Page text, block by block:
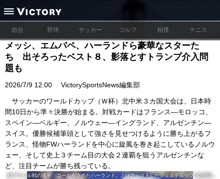
総合 野球 サッカー ゴルフ 相撲 テニス
メッシ、エムバペ、ハーランドら豪華なスターた
ち 出そろったベスト８、影落とすトランプ介入問
題も
2026/7/9 12:00 VictorySportsNews編集部
サッカーのワールドカップ（Ｗ杯）北中米３カ国大会は、日本時
間10日から準々決勝が始まる。対戦カードはフランス―モロッコ、
スペイン―ベルギー、ノルウェー―イングランド、アルゼンチン―
スイス。優勝候補筆頭として強さを見せつけるように勝ち上がるフ
ランス、怪物FWハーランドを中心に旋風を巻き起こしているノルウ
ェー、そして史上３チーム目の大会２連覇を狙うアルゼンチンな
ど、注目チームが勝ち残っている。
対ブラジル戦の後半、ゴールを決めたハーランド。上はアシストしたシェルデルップ (C)共同通信